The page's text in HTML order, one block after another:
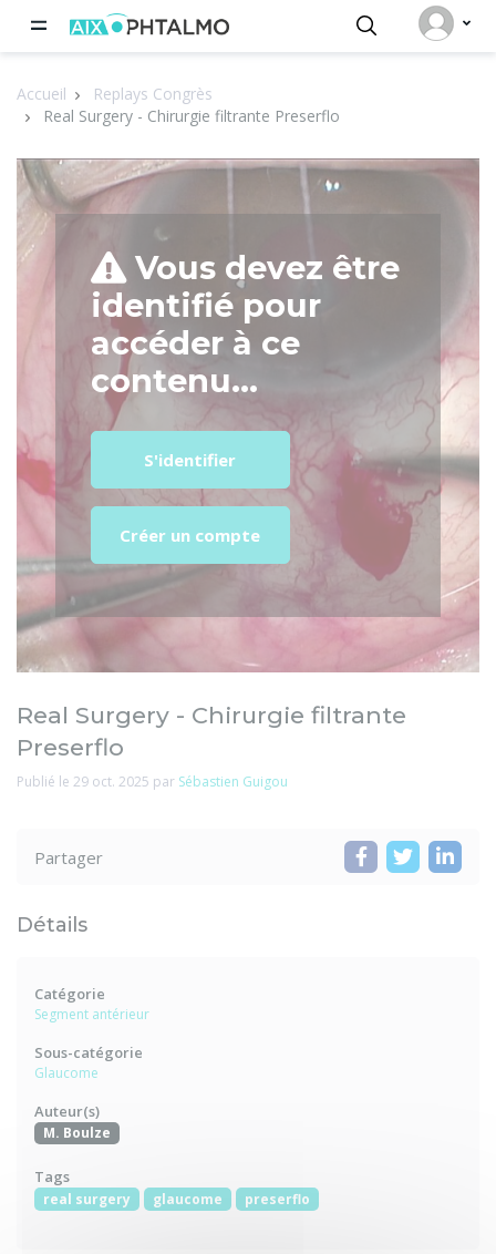
Accueil
Replays Congrès
Real Surgery - Chirurgie filtrante Preserflo
Vous devez être
identifié pour
accéder à ce
contenu...
S'identifier
Créer un compte
Real Surgery - Chirurgie filtrante
Preserflo
Publié le 29 oct. 2025 par Sébastien Guigou
Partager
Détails
Catégorie
Segment antérieur
Sous-catégorie
Glaucome
Auteur(s)
M. Boulze
Tags
real surgery glaucome preserflo
Panneau de gestion des cookies